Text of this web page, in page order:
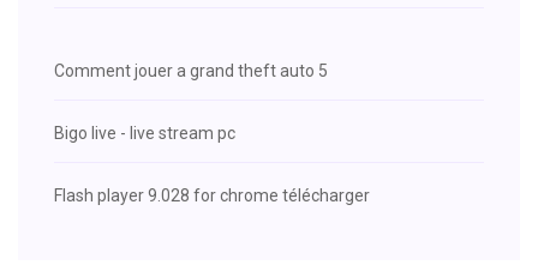
Comment jouer a grand theft auto 5
Bigo live - live stream pc
Flash player 9.028 for chrome télécharger